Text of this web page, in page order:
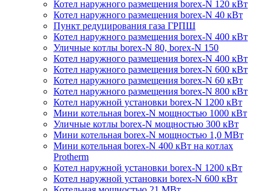
Котел наружного размещения borex-N 120 кВт
Котел наружного размещения borex-N 40 кВт
Пункт редуцирования газа ГРПШ
Котел наружного размещения borex-N 400 кВт
Уличные котлы borex-N 80, borex-N 150
Котел наружного размещения borex-N 400 кВт
Котел наружного размещения borex-N 600 кВт
Котел наружного размещения borex-N 60 кВт
Котел наружного размещения borex-N 800 кВт
Котел наружной установки borex-N 1200 кВт
Мини котельная borex-N мощностью 1000 кВт
Уличные котлы borex-N мощностью 300 кВт
Мини котельная borex-N мощностью 1,0 МВт
Мини котельная borex-N 400 кВт на котлах
Protherm
Котел наружной установки borex-N 1200 кВт
Котел наружной установки borex-N 600 кВт